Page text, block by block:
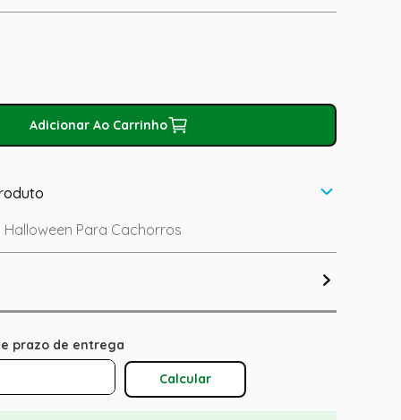
Adicionar Ao Carrinho
Para Cachorros
Calcular O Frete